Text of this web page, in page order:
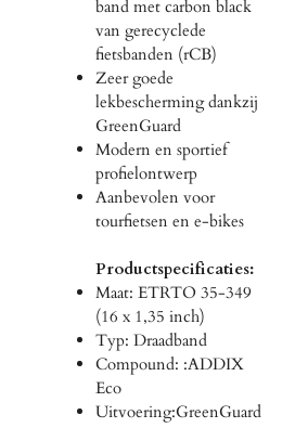
band met carbon black
van gerecyclede
fietsbanden (rCB)
Zeer goede
lekbescherming dankzij
GreenGuard
Modern en sportief
profielontwerp
Aanbevolen voor
tourfietsen en e-bikes
Productspecificaties:
Maat: ETRTO 35-349
(16 x 1,35 inch)
Typ: Draadband
Compound: :ADDIX
Eco
Uitvoering:GreenGuard